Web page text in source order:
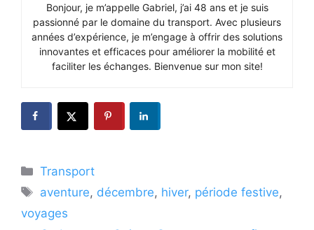
Bonjour, je m’appelle Gabriel, j’ai 48 ans et je suis
passionné par le domaine du transport. Avec plusieurs
années d’expérience, je m’engage à offrir des solutions
innovantes et efficaces pour améliorer la mobilité et
faciliter les échanges. Bienvenue sur mon site!
Catégories
Transport
Étiquettes
aventure, décembre, hiver, période festive,
voyages